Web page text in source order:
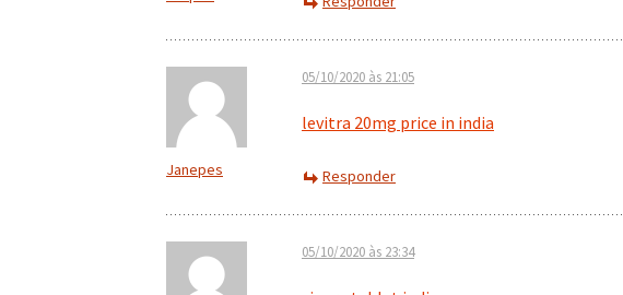
Janepes
05/10/2020 às 21:05
levitra 20mg price in india
Responder
05/10/2020 às 23:34